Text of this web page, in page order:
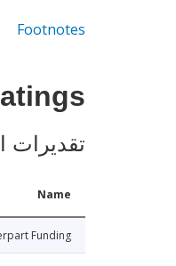
Footnotes
تقديرات
Name
Funding